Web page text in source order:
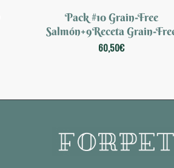
Pack #10 Grain-Free
Salmón+9Receta Grain-
60,50€